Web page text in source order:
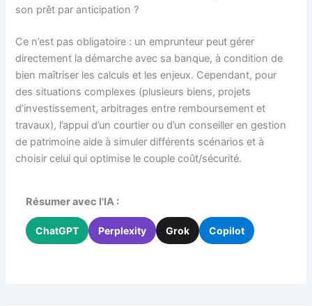
son prêt par anticipation ?
Ce n’est pas obligatoire : un emprunteur peut gérer
directement la démarche avec sa banque, à condition de
bien maîtriser les calculs et les enjeux. Cependant, pour
des situations complexes (plusieurs biens, projets
d’investissement, arbitrages entre remboursement et
travaux), l’appui d’un courtier ou d’un conseiller en gestion
de patrimoine aide à simuler différents scénarios et à
choisir celui qui optimise le couple coût/sécurité.
Résumer avec l'IA :
ChatGPT Perplexity Grok Copilot